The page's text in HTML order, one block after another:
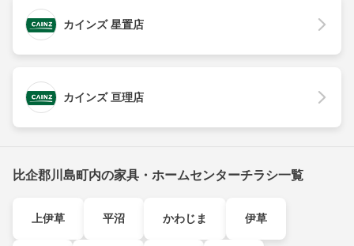
カインズ 星置店
カインズ 亘理店
比企郡川島町内の家具・ホームセンターチラシ一覧
上伊草 平沼 かわじま 伊草